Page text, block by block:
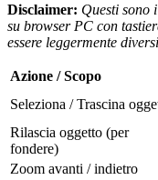
Disclaimer: Questi sono
su browser PC con
essere leggermente
Azione / Scopo
Seleziona / Trascina
Rilascia oggetto (per
fondere)
Zoom avanti / indietro